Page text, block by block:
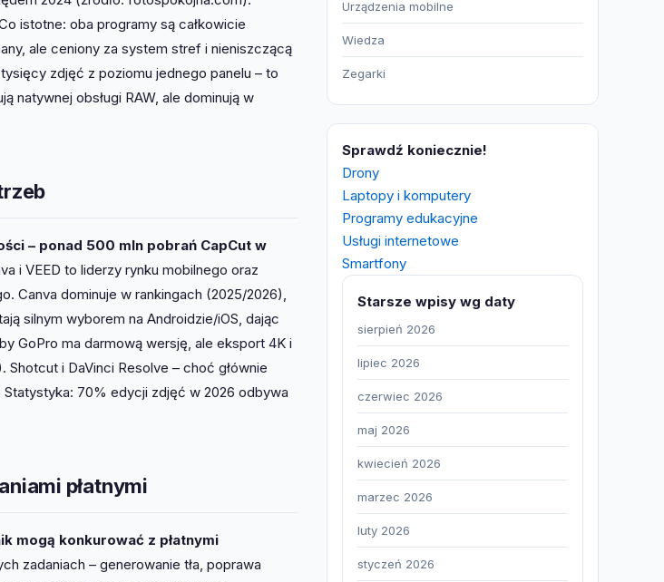
istotne: oba programy są całkowicie
ale ceniony za system stref i nieniszczącą
zdjęć z poziomu jednego panelu – to
natywnej obsługi RAW, ale dominują w
– ponad 500 mln pobrań CapCut w
i VEED to liderzy rynku mobilnego oraz
Canva dominuje w rankingach (2025/2026),
silnym wyborem na Androidzie/iOS, dając
GoPro ma darmową wersję, ale eksport 4K i
i DaVinci Resolve – choć głównie
70% edycji zdjęć w 2026 odbywa
płatnymi
mogą konkurować z płatnymi
zadaniach – generowanie tła, poprawa
Urządzenia mobilne
Wiedza
Zegarki
Sprawdź koniecznie!
Drony
Laptopy i komputery
Programy edukacyjne
Usługi internetowe
Smartfony
Starsze wpisy wg daty
sierpień 2026
lipiec 2026
czerwiec 2026
maj 2026
kwiecień 2026
marzec 2026
luty 2026
styczeń 2026